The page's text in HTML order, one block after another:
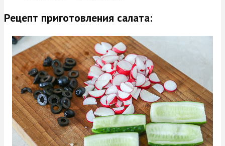
Рецепт приготовления салата: